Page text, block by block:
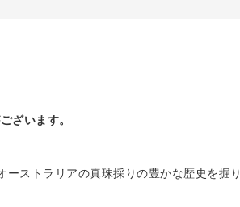
ざいます。
ストラリアの真珠採りの豊かな歴史を掘り